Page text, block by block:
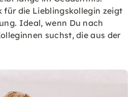
für die Lieblingskollegin zeigt
Ideal, wenn Du nach
suchst, die aus der